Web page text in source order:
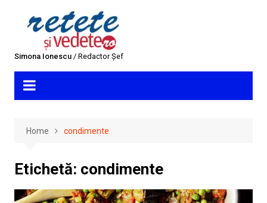
Simona Ionescu/ Redactor Șef
Home condimente
Etichetă: condimente